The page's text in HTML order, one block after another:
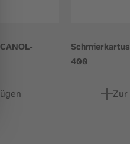
400
Zur